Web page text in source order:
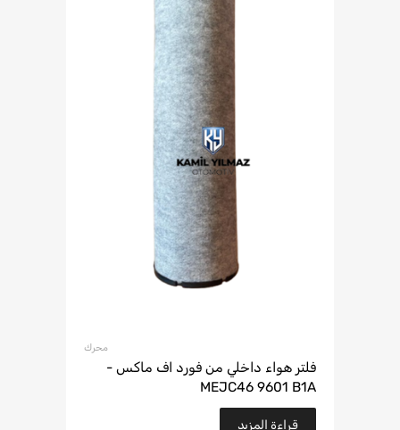
محرك
فلتر هواء داخلي من فورد اف ماكس -
MEJC46 9601 B1A
قراءة المزيد